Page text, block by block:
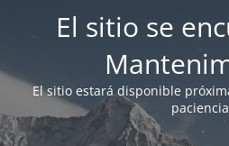
El sitio se
El sitio estará disponible